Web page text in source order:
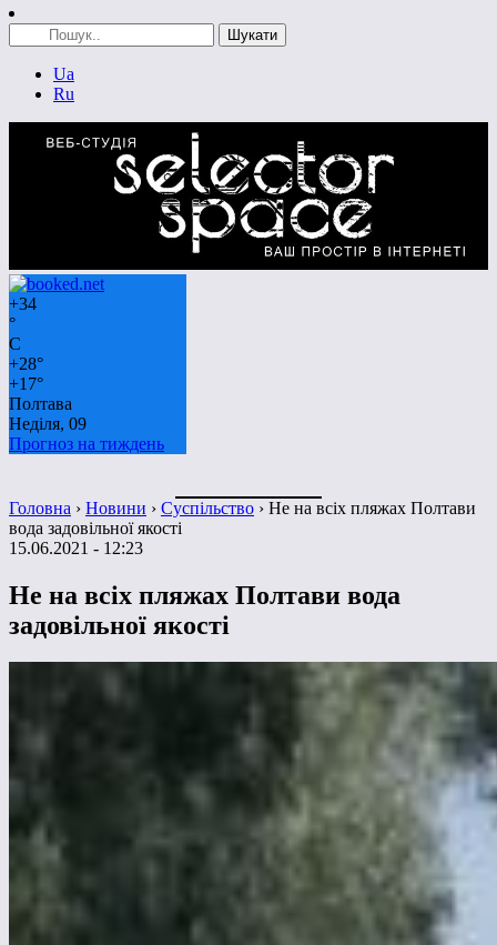
Ua
Ru
+34
°
C
+28°
+17°
Полтава
Неділя, 09
Прогноз на тиждень
Головна › Новини › Суспільство › Не на всіх пляжах Полтави
вода задовільної якості
15.06.2021 - 12:23
Не на всіх пляжах Полтави вода
задовільної якості